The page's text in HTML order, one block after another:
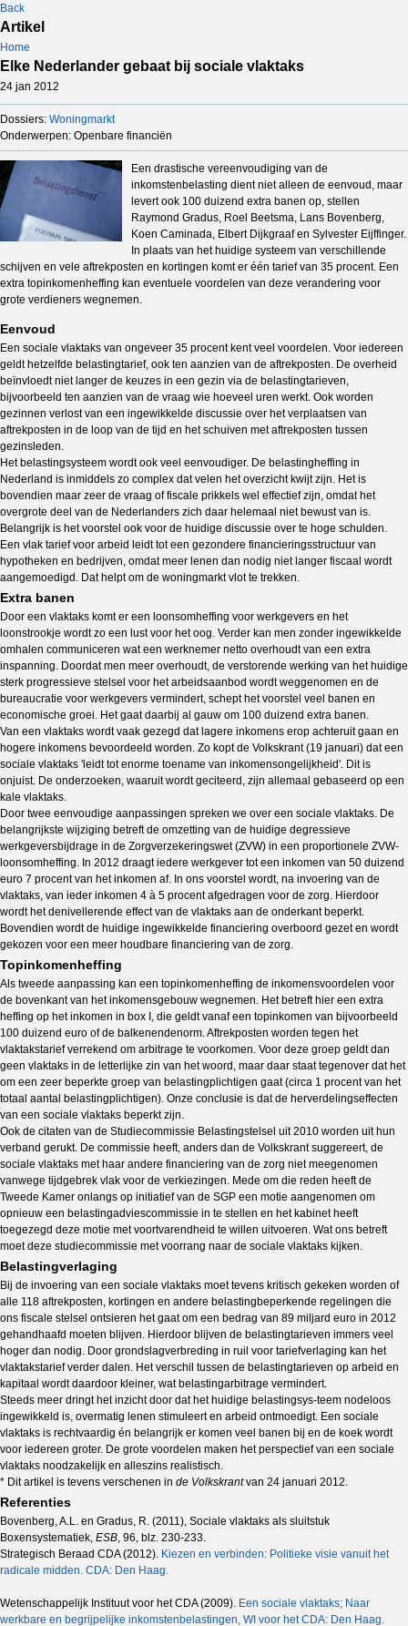
Back
Artikel
Home
Elke Nederlander gebaat bij sociale vlaktaks
24 jan 2012
Dossiers: Woningmarkt
Onderwerpen: Openbare financiën
Een drastische vereenvoudiging van de
inkomstenbelasting dient niet alleen de eenvoud, maar
levert ook 100 duizend extra banen op, stellen
Raymond Gradus, Roel Beetsma, Lans Bovenberg,
Koen Caminada, Elbert Dijkgraaf en Sylvester Eijffinger.
In plaats van het huidige systeem van verschillende
schijven en vele aftrekposten en kortingen komt er één tarief van 35 procent. Een
extra topinkomenheffing kan eventuele voordelen van deze verandering voor
grote verdieners wegnemen.
Eenvoud
Een sociale vlaktaks van ongeveer 35 procent kent veel voordelen. Voor iedereen
geldt hetzelfde belastingtarief, ook ten aanzien van de aftrekposten. De overheid
beïnvloedt niet langer de keuzes in een gezin via de belastingtarieven,
bijvoorbeeld ten aanzien van de vraag wie hoeveel uren werkt. Ook worden
gezinnen verlost van een ingewikkelde discussie over het verplaatsen van
aftrekposten in de loop van de tijd en het schuiven met aftrekposten tussen
gezinsleden.
Het belastingsysteem wordt ook veel eenvoudiger. De belastingheffing in
Nederland is inmiddels zo complex dat velen het overzicht kwijt zijn. Het is
bovendien maar zeer de vraag of fiscale prikkels wel effectief zijn, omdat het
overgrote deel van de Nederlanders zich daar helemaal niet bewust van is.
Belangrijk is het voorstel ook voor de huidige discussie over te hoge schulden.
Een vlak tarief voor arbeid leidt tot een gezondere financieringsstructuur van
hypotheken en bedrijven, omdat meer lenen dan nodig niet langer fiscaal wordt
aangemoedigd. Dat helpt om de woningmarkt vlot te trekken.
Extra banen
Door een vlaktaks komt er een loonsomheffing voor werkgevers en het
loonstrookje wordt zo een lust voor het oog. Verder kan men zonder ingewikkelde
omhalen communiceren wat een werknemer netto overhoudt van een extra
inspanning. Doordat men meer overhoudt, de verstorende werking van het huidige
sterk progressieve stelsel voor het arbeidsaanbod wordt weggenomen en de
bureaucratie voor werkgevers vermindert, schept het voorstel veel banen en
economische groei. Het gaat daarbij al gauw om 100 duizend extra banen.
Van een vlaktaks wordt vaak gezegd dat lagere inkomens erop achteruit gaan en
hogere inkomens bevoordeeld worden. Zo kopt de Volkskrant (19 januari) dat een
sociale vlaktaks 'leidt tot enorme toename van inkomensongelijkheid'. Dit is
onjuist. De onderzoeken, waaruit wordt geciteerd, zijn allemaal gebaseerd op een
kale vlaktaks.
Door twee eenvoudige aanpassingen spreken we over een sociale vlaktaks. De
belangrijkste wijziging betreft de omzetting van de huidige degressieve
werkgeversbijdrage in de Zorgverzekeringswet (ZVW) in een proportionele ZVW-
loonsomheffing. In 2012 draagt iedere werkgever tot een inkomen van 50 duizend
euro 7 procent van het inkomen af. In ons voorstel wordt, na invoering van de
vlaktaks, van ieder inkomen 4 à 5 procent afgedragen voor de zorg. Hierdoor
wordt het denivellerende effect van de vlaktaks aan de onderkant beperkt.
Bovendien wordt de huidige ingewikkelde financiering overboord gezet en wordt
gekozen voor een meer houdbare financiering van de zorg.
Topinkomenheffing
Als tweede aanpassing kan een topinkomenheffing de inkomensvoordelen voor
de bovenkant van het inkomensgebouw wegnemen. Het betreft hier een extra
heffing op het inkomen in box I, die geldt vanaf een topinkomen van bijvoorbeeld
100 duizend euro of de balkenendenorm. Aftrekposten worden tegen het
vlaktakstarief verrekend om arbitrage te voorkomen. Voor deze groep geldt dan
geen vlaktaks in de letterlijke zin van het woord, maar daar staat tegenover dat het
om een zeer beperkte groep van belastingplichtigen gaat (circa 1 procent van het
totaal aantal belastingplichtigen). Onze conclusie is dat de herverdelingseffecten
van een sociale vlaktaks beperkt zijn.
Ook de citaten van de Studiecommissie Belastingstelsel uit 2010 worden uit hun
verband gerukt. De commissie heeft, anders dan de Volkskrant suggereert, de
sociale vlaktaks met haar andere financiering van de zorg niet meegenomen
vanwege tijdgebrek vlak voor de verkiezingen. Mede om die reden heeft de
Tweede Kamer onlangs op initiatief van de SGP een motie aangenomen om
opnieuw een belastingadviescommissie in te stellen en het kabinet heeft
toegezegd deze motie met voortvarendheid te willen uitvoeren. Wat ons betreft
moet deze studiecommissie met voorrang naar de sociale vlaktaks kijken.
Belastingverlaging
Bij de invoering van een sociale vlaktaks moet tevens kritisch gekeken worden of
alle 118 aftrekposten, kortingen en andere belastingbeperkende regelingen die
ons fiscale stelsel ontsieren het gaat om een bedrag van 89 miljard euro in 2012
gehandhaafd moeten blijven. Hierdoor blijven de belastingtarieven immers veel
hoger dan nodig. Door grondslagverbreding in ruil voor tariefverlaging kan het
vlaktakstarief verder dalen. Het verschil tussen de belastingtarieven op arbeid en
kapitaal wordt daardoor kleiner, wat belastingarbitrage vermindert.
Steeds meer dringt het inzicht door dat het huidige belastingsys-teem nodeloos
ingewikkeld is, overmatig lenen stimuleert en arbeid ontmoedigt. Een sociale
vlaktaks is rechtvaardig én belangrijk er komen veel banen bij en de koek wordt
voor iedereen groter. De grote voordelen maken het perspectief van een sociale
vlaktaks noodzakelijk en alleszins realistisch.
* Dit artikel is tevens verschenen in de Volkskrantvan 24 januari 2012.
Referenties
Bovenberg, A.L. en Gradus, R. (2011), Sociale vlaktaks als sluitstuk
Boxensystematiek, ESB, 96, blz. 230-233.
Strategisch Beraad CDA (2012). Kiezen en verbinden: Politieke visie vanuit het
radicale midden. CDA: Den Haag.
Wetenschappelijk Instituut voor het CDA (2009). Een sociale vlaktaks; Naar
werkbare en begrijpelijke inkomstenbelastingen, WI voor het CDA: Den Haag.